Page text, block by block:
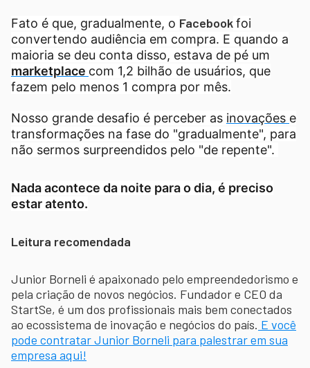
Fato é que, gradualmente, o Facebookfoi
convertendo audiência em compra. E quando a
maioria se deu conta disso, estava de pé um
marketplace com 1,2 bilhão de usuários, que
fazem pelo menos 1 compra por mês.
Nosso grande desafio é perceber as inovações e
transformações na fase do "gradualmente", para
não sermos surpreendidos pelo "de repente".
Nada acontece da noite para o dia, é preciso
estar atento.
Leitura recomendada
Junior Borneli é apaixonado pelo empreendedorismo e
pela criação de novos negócios. Fundador e CEO da
StartSe, é um dos profissionais mais bem conectados
ao ecossistema de inovação e negócios do país. E você
pode contratar Junior Borneli para palestrar em sua
empresa aqui!